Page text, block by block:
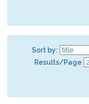
Sort by:
Results/Page